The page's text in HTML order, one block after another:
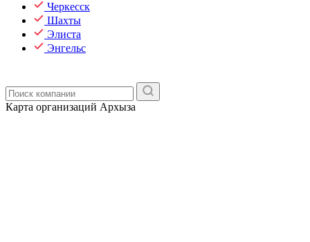
Черкесск
Шахты
Элиста
Энгельс
Карта организаций Архыза